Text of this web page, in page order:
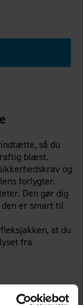
så du
blæst.
og
forlygter.
Den gør dig
den er smart til
at du
fra
til